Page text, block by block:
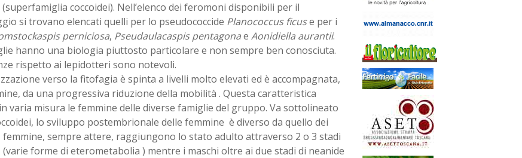
coccoidei). Nell’elenco dei feromoni disponibili per il
si trovano elencati quelli per lo pseudococcide Planococcus ficuse per i
perniciosa, Pseudaulacaspis pentagonae Aonidiella aurantii.
hanno una biologia piuttosto particolare e non sempre ben conosciuta.
rispetto ai lepidotteri sono notevoli.
verso la fitofagia è spinta a livelli molto elevati ed è accompagnata,
da una progressiva riduzione della mobilità . Questa caratteristica
varia misura le femmine delle diverse famiglie del gruppo. Va sottolineato
lo sviluppo postembrionale delle femmine è diverso da quello dei
femmine, sempre attere, raggiungono lo stato adulto attraverso 2 o 3 stadi
(varie forme di eterometabolia ) mentre i maschi oltre ai due stadi di neanide